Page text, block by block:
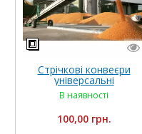
Стрічкові конвеєри
універсальні
В наявності
100,00 грн.